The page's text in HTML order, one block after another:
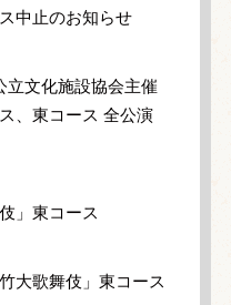
中止のお知らせ
立文化施設協会主催
、東コース 全公演
」東コース
大歌舞伎」東コース